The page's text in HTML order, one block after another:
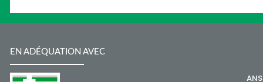
EN ADÉQUATION AVEC